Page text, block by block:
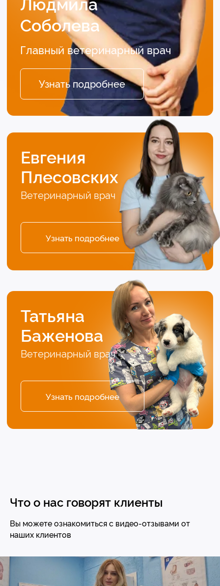
Что о нас говорят клиенты
Вы можете ознакомиться с видео-отзывами от
наших клиентов
4.9 4.8
5.0 4.9
приём
Ваше Имя
Комментарий
Если ваш любимец заболел, не теряйте время.
Запишитесь на прием без очередей или позвоните!
г. Тюмень
ул. С. Карнацевича, 12